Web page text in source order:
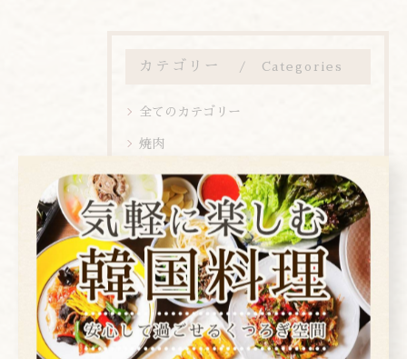
カテゴリー Categories
全てのカテゴリー
焼肉
コース
お酒
ランチ
ディナー
店内ビュー
新メニュー